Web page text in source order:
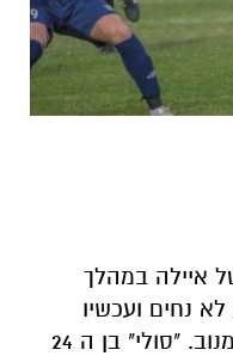
איילה במהלך
נחים ועכשיו
החתימו את הקשר משה סולימנוב. "סולי" בן ה 24